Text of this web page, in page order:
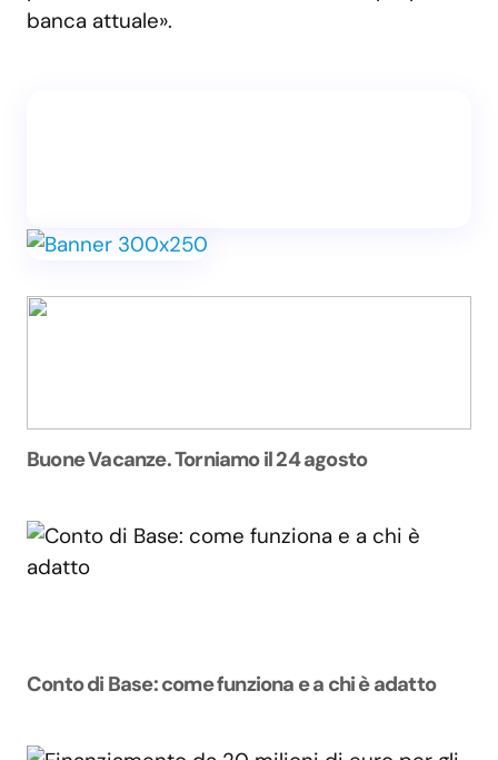
banca attuale».
Buone Vacanze. Torniamo il 24 agosto
Conto di Base: come funziona e a chi è adatto